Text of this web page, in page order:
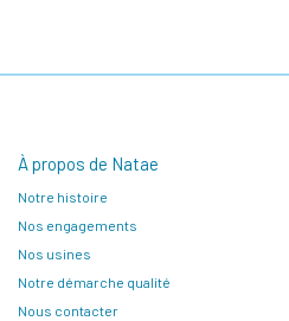
À propos de Natae
Notre histoire
Nos engagements
Nos usines
Notre démarche qualité
Nous contacter